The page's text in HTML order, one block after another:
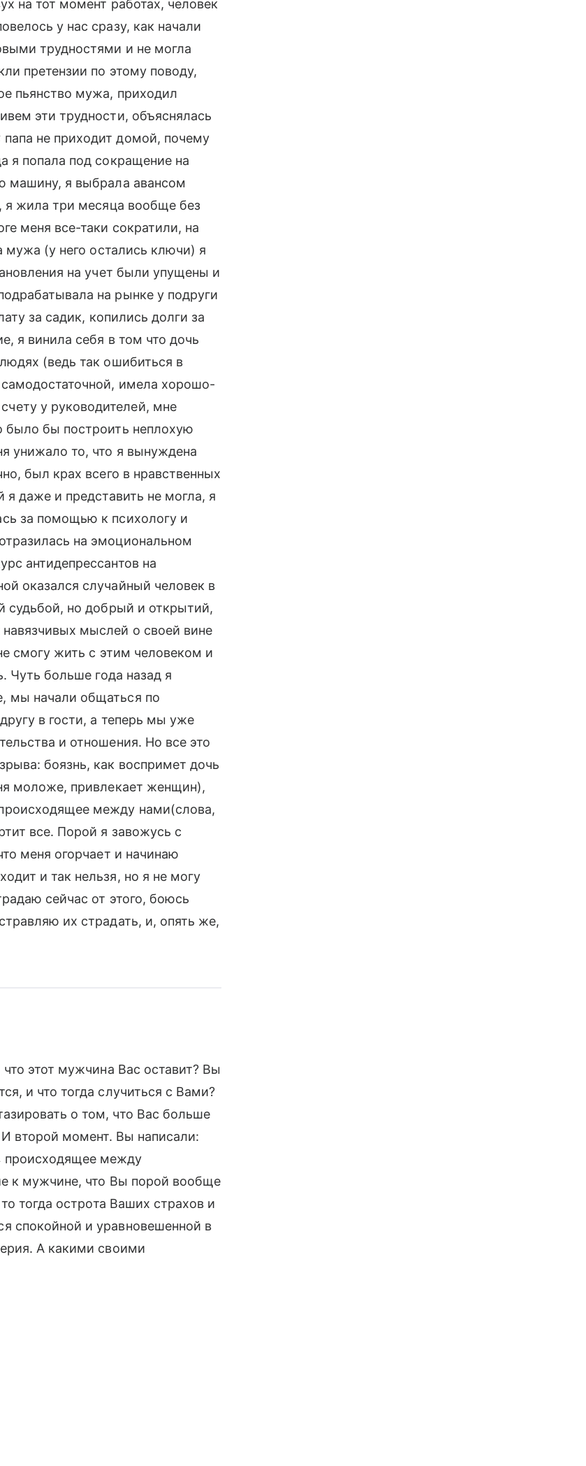
на тот момент работах, человек
у нас сразу, как начали
трудностями и не могла
претензии по этому поводу,
пьянство мужа, приходил
эти трудности, объяснялась
не приходит домой, почему
я попала под сокращение на
машину, я выбрала авансом
я жила три месяца вообще без
меня все-таки сократили, на
мужа (у него остались ключи) я
на учет были упущены и
на рынке у подруги
за садик, копились долги за
я винила себя в том что дочь
(ведь так ошибиться в
имела хорошо-
у руководителей, мне
было бы построить неплохую
унижало то, что я вынуждена
был крах всего в нравственных
я даже и представить не могла, я
за помощью к психологу и
на эмоциональном
антидепрессантов на
оказался случайный человек в
судьбой, но добрый и открытий,
мыслей о своей вине
смогу жить с этим человеком и
Чуть больше года назад я
мы начали общаться по
в гости, а теперь мы уже
и отношения. Но все это
боязнь, как воспримет дочь
моложе, привлекает женщин),
между нами(слова,
все. Порой я завожусь с
меня огорчает и начинаю
и так нельзя, но я не могу
сейчас от этого, боюсь
их страдать, и, опять же,
этот мужчина Вас оставит? Вы
и что тогда случиться с Вами?
о том, что Вас больше
И второй момент. Вы написали:
происходящее между
к мужчине, что Вы порой вообще
тогда острота Ваших страхов и
спокойной и уравновешенной в
А какими своими